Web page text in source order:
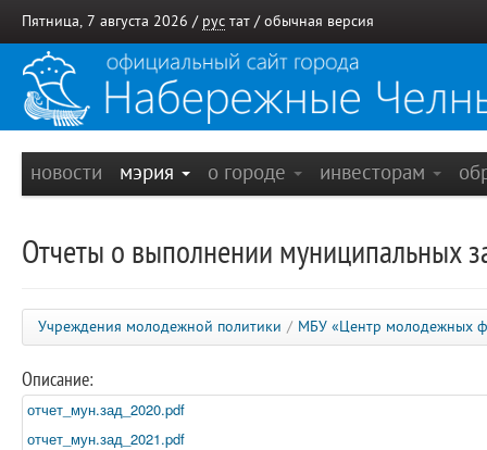
Пятница, 7 августа 2026 / рус тат / обычная версия
новости мэрия о городе инвесторам
Отчеты о выполнении муниципальных
Учреждения молодежной политики / МБУ «Центр молодежных
Описание:
отчет_мун.зад_2020.pdf
отчет_мун.зад_2021.pdf